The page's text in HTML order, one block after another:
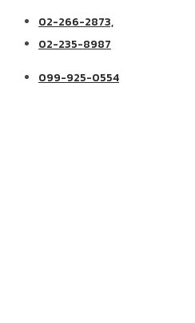
02-266-2873,
02-235-8987
099-925-0554